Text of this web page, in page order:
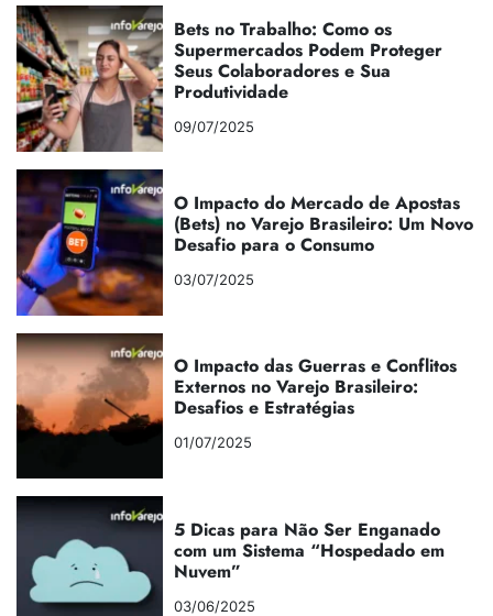
Bets no Trabalho: Como os
Supermercados Podem Proteger
Seus Colaboradores e Sua
Produtividade
09/07/2025
O Impacto do Mercado de Apostas
(Bets) no Varejo Brasileiro: Um Novo
Desafio para o Consumo
03/07/2025
O Impacto das Guerras e Conflitos
Externos no Varejo Brasileiro:
Desafios e Estratégias
01/07/2025
5 Dicas para Não Ser Enganado
com um Sistema “Hospedado em
Nuvem”
03/06/2025